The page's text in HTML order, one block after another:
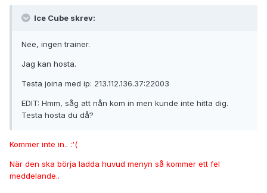
Ice Cube skrev:
Nee, ingen trainer.
Jag kan hosta.
Testa joina med ip: 213.112.136.37:22003
EDIT: Hmm, såg att nån kom in men kunde inte hitta dig.
Testa hosta du då?
Kommer inte in.. :'(
När den ska börja ladda huvud menyn så kommer ett fel
meddelande..